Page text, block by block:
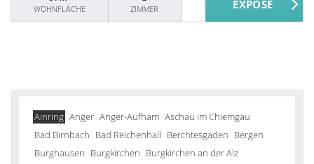
WOHNFLÄCHE
ZIMMER
Ainring Anger Anger-Aufham Aschau im Chiemgau
Bad Birnbach Bad Reichenhall Berchtesgaden Bergen
Burghausen Burgkirchen Burgkirchen an der Alz